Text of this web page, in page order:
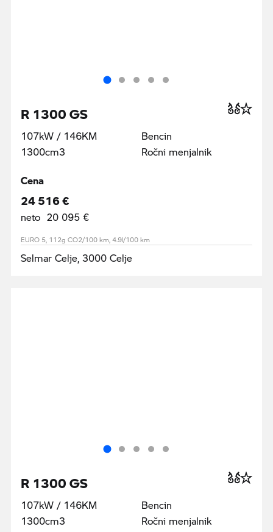
R 1300 GS
107kW / 146KM
1300cm3
Bencin
Ročni menjalnik
Cena
24 516 €
neto 20 095 €
EURO 5, 112g CO2/100 km, 4.9l/100 km
Selmar Celje, 3000 Celje
R 1300 GS
107kW / 146KM
1300cm3
Bencin
Ročni menjalnik